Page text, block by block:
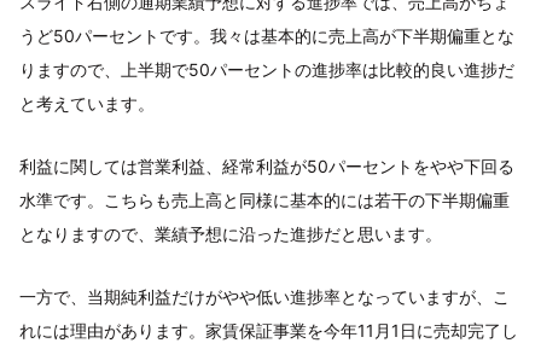
うど50パーセントです。我々は基本的に売上高が下半期偏重とな
りますので、上半期で50パーセントの進捗率は比較的良い進捗だ
と考えています。
利益に関しては営業利益、経常利益が50パーセントをやや下回る
水準です。こちらも売上高と同様に基本的には若干の下半期偏重
となりますので、業績予想に沿った進捗だと思います。
一方で、当期純利益だけがやや低い進捗率となっていますが、こ
れには理由があります。家賃保証事業を今年11月1日に売却完了し